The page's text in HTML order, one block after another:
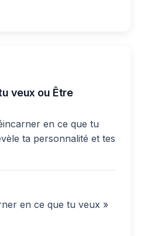
veux ou Être
en ce que tu
ta personnalité et tes
en ce que tu veux »